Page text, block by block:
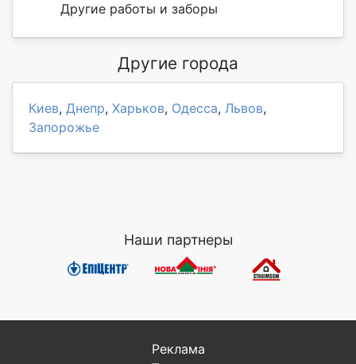
Другие работы и заборы
Другие города
Киев, Днепр, Харьков, Одесса, Львов,
Запорожье
Наши партнеры
Реклама